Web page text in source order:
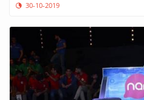
30-10-2019